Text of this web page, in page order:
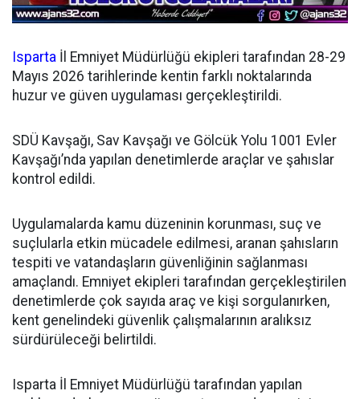
Isparta İl Emniyet Müdürlüğü ekipleri tarafından 28-29
Mayıs 2026 tarihlerinde kentin farklı noktalarında
huzur ve güven uygulaması gerçekleştirildi.
SDÜ Kavşağı, Sav Kavşağı ve Gölcük Yolu 1001 Evler
Kavşağı’nda yapılan denetimlerde araçlar ve şahıslar
kontrol edildi.
Uygulamalarda kamu düzeninin korunması, suç ve
suçlularla etkin mücadele edilmesi, aranan şahısların
tespiti ve vatandaşların güvenliğinin sağlanması
amaçlandı. Emniyet ekipleri tarafından gerçekleştirilen
denetimlerde çok sayıda araç ve kişi sorgulanırken,
kent genelindeki güvenlik çalışmalarının aralıksız
sürdürüleceği belirtildi.
Isparta İl Emniyet Müdürlüğü tarafından yapılan